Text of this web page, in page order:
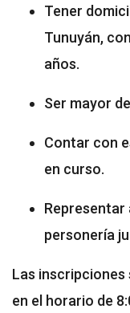
Tener
Tunuyán,
años.
Ser mayor
Contar con
en curso.
personería
Las inscripciones
en el horario de